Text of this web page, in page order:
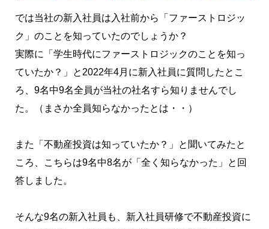
では当社の新入社員は入社前から「ファーストロジッ
ク」のことを知っていたのでしょうか？
実際に「学生時代にファーストロジックのことを知っ
ていたか？」と2022年4月に新入社員に質問したとこ
ろ、9名中9名全員が当社の社名すら知りませんでし
た。（まさか全員知らなかったとは・・）
また「不動産投資は知っていたか？」と聞いてみたと
ころ、こちらは9名中8名が「全く知らなかった」と回
答しました。
そんな9名の新入社員も、新入社員研修で不動産投資に